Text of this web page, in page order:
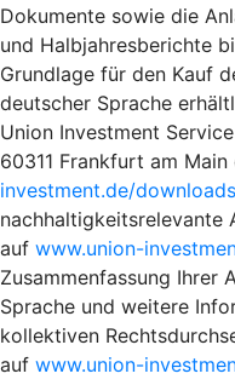
Dokumente sowie die
und Halbjahresberichte
Grundlage für den Kauf
deutscher Sprache
Union Investment
60311 Frankfurt am
investment.de/downloads
nachhaltigkeitsrelevante
auf www.union-
Zusammenfassung Ihrer
Sprache und weitere
kollektiven
auf www.union-